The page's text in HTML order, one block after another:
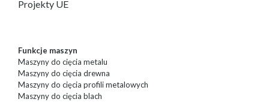
Projekty UE
Funkcje maszyn
Maszyny do cięcia metalu
Maszyny do cięcia drewna
Maszyny do cięcia profili metalowych
Maszyny do cięcia blach